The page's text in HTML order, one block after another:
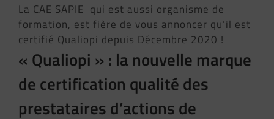
La CAE SAPIE qui est aussi organisme de
formation, est fière de vous annoncer qu’il est
certifié Qualiopi depuis Décembre 2020 !
« Qualiopi » : la nouvelle marque
de certification qualité des
prestataires d’actions de